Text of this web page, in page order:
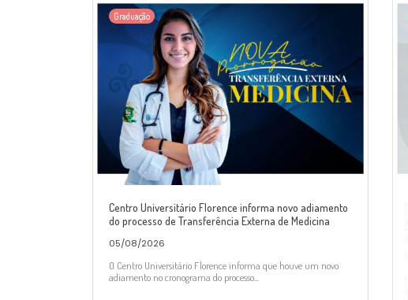
Graduação
Centro Universitário Florence informa novo adiamento
do processo de Transferência Externa de Medicina
05/08/2026
O Centro Universitário Florence informa que houve um novo
adiamento no cronograma do processo...